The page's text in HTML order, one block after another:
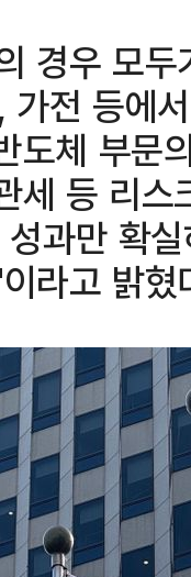
경우 모
전 등에
도체 부문
세 등 리
과만 확
라고 밝혔